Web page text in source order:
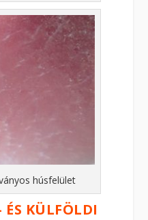
húsfelület
ÉS KÜLFÖLDI